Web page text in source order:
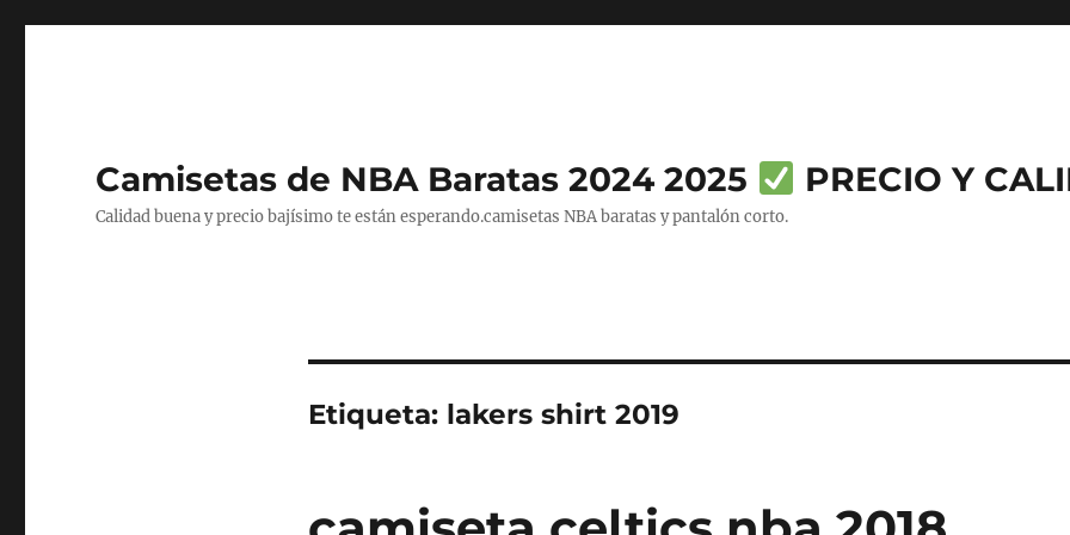
Camisetas de NBA Baratas 2024 2025 PRECIO Y
Calidad buena y precio bajísimo te están esperando.camisetas NBA baratas y pantalón corto.
Etiqueta: lakers shirt 2019